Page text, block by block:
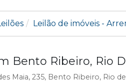
Leilão de imóveis -
Bento Ribeiro, Rio
Maia, 235, Bento Ribeiro, Rio